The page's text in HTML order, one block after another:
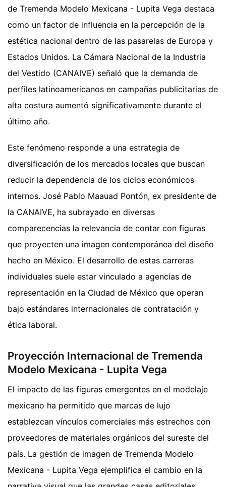
de Tremenda Modelo Mexicana - Lupita Vega destaca
como un factor de influencia en la percepción de la
estética nacional dentro de las pasarelas de Europa y
Estados Unidos. La Cámara Nacional de la Industria
del Vestido (CANAIVE) señaló que la demanda de
perfiles latinoamericanos en campañas publicitarias de
alta costura aumentó significativamente durante el
último año.
Este fenómeno responde a una estrategia de
diversificación de los mercados locales que buscan
reducir la dependencia de los ciclos económicos
internos. José Pablo Maauad Pontón, ex presidente de
la CANAIVE, ha subrayado en diversas
comparecencias la relevancia de contar con figuras
que proyecten una imagen contemporánea del diseño
hecho en México. El desarrollo de estas carreras
individuales suele estar vinculado a agencias de
representación en la Ciudad de México que operan
bajo estándares internacionales de contratación y
ética laboral.
Proyección Internacional de Tremenda
Modelo Mexicana - Lupita Vega
El impacto de las figuras emergentes en el modelaje
mexicano ha permitido que marcas de lujo
establezcan vínculos comerciales más estrechos con
proveedores de materiales orgánicos del sureste del
país. La gestión de imagen de Tremenda Modelo
Mexicana - Lupita Vega ejemplifica el cambio en la